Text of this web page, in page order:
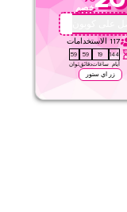
خصم
على كوبون
117 الاستخدامات
144
أيام
19
ساعات
59
دقائق
59
ثوان
زر اي ستور
لا يشمل زيارة